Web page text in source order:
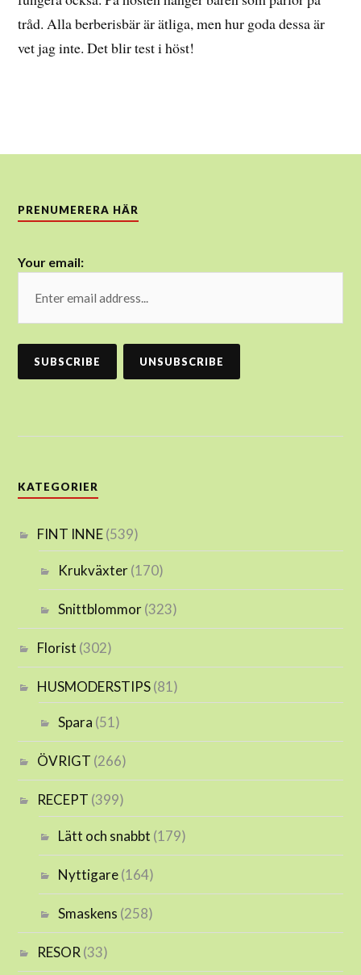
tråd. Alla berberisbär är ätliga, men hur goda dessa är
vet jag inte. Det blir test i höst!
PRENUMERERA HÄR
Your email:
KATEGORIER
FINT INNE(539)
Krukväxter(170)
Snittblommor(323)
Florist (302)
HUSMODERSTIPS(81)
Spara (51)
ÖVRIGT (266)
RECEPT (399)
Lätt och snabbt (179)
Nyttigare(164)
Smaskens (258)
RESOR (33)